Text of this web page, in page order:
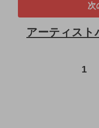
次
アーティスト
1